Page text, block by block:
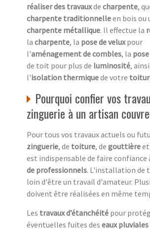
réaliser des travauxde charpente,
charpente traditionnelleen bois ou
charpente métallique. Il effectue la
la charpente, la pose de veluxpour
l'aménagement de combles, la
de toit pour plus de luminosité,
l'isolation thermiquede votre
Pourquoi confier vos
zinguerie à un artisan
Pour tous vos travaux actuels ou
zinguerie, de toiture, de gouttièreet
est indispensable de faire confiance
de professionnels. L'installation de
loin d'être un travail d'amateur.
doivent être réalisées en même
Les travaux d’étanchéité pour
éventuelles fuites des eaux pluviales